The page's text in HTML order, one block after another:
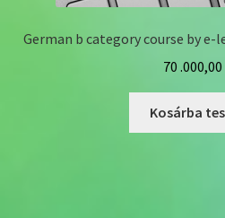
German b category course by e-
70 .000,00
Kosárba